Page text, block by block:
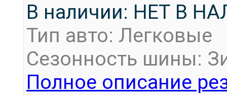
В наличии: НЕТ В
Тип авто: Легковые
Сезонность шины:
Полное описание